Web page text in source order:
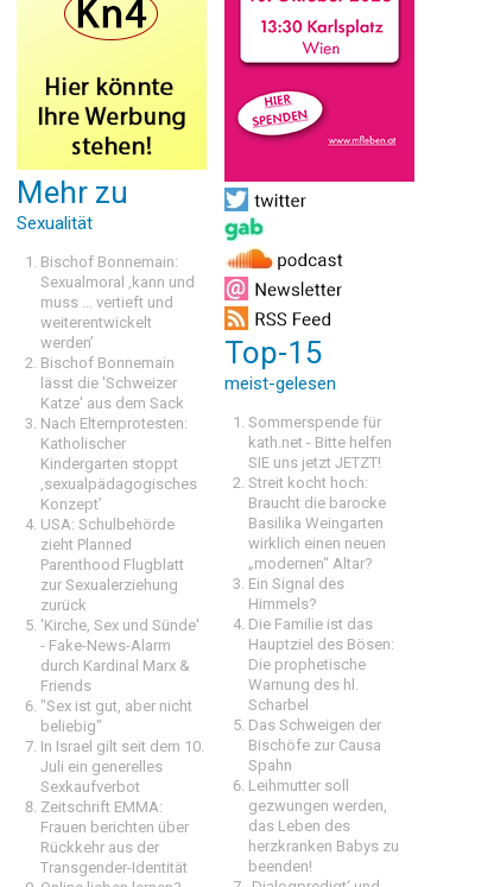
Mehr zu
Sexualität
Bischof Bonnemain:
Sexualmoral ‚kann und
muss ... vertieft und
weiterentwickelt
werden’
Bischof Bonnemain
lässt die 'Schweizer
Katze' aus dem Sack
Nach Elternprotesten:
Katholischer
Kindergarten stoppt
‚sexualpädagogisches
Konzept’
USA: Schulbehörde
zieht Planned
Parenthood Flugblatt
zur Sexualerziehung
zurück
'Kirche, Sex und Sünde'
- Fake-News-Alarm
durch Kardinal Marx &
Friends
"Sex ist gut, aber nicht
beliebig"
In Israel gilt seit dem 10.
Juli ein generelles
Sexkaufverbot
Zeitschrift EMMA:
Frauen berichten über
Rückkehr aus der
Transgender-Identität
Top-15
meist-gelesen
Sommerspende für
kath.net - Bitte helfen
SIE uns jetzt JETZT!
Streit kocht hoch:
Braucht die barocke
Basilika Weingarten
wirklich einen neuen
„modernen“ Altar?
Ein Signal des
Himmels?
Die Familie ist das
Hauptziel des Bösen:
Die prophetische
Warnung des hl.
Scharbel
Das Schweigen der
Bischöfe zur Causa
Spahn
Leihmutter soll
gezwungen werden,
das Leben des
herzkranken Babys zu
beenden!